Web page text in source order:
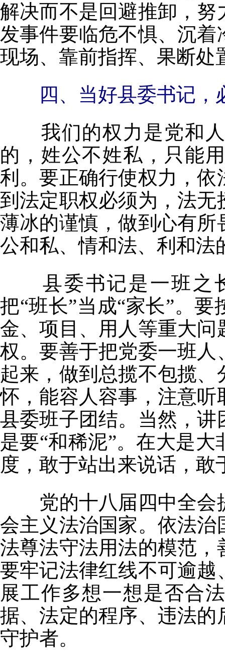
解决而不是回避推卸，
发事件要临危不惧、沉
现场、靠前指挥、果断处
四、当好县委书记
我们的权力是党和人
的，姓公不姓私，只能
利。要正确行使权力，
到法定职权必须为，法
薄冰的谨慎，做到心有
公和私、情和法、利和法
县委书记是一班之长
把“班长”当成“家长”。
金、项目、用人等重大
权。要善于把党委一班
起来，做到总揽不包揽
怀，能容人容事，注意
县委班子团结。当然，
是要“和稀泥”。在大是
度，敢于站出来说话，敢
党的十八届四中全会
会主义法治国家。依法
法尊法守法用法的模范
要牢记法律红线不可逾
展工作多想一想是否合
据、法定的程序、违法
守护者。